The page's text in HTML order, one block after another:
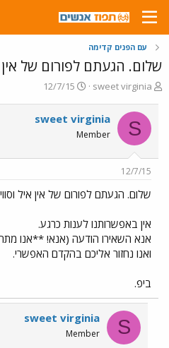
עם הפנים קדימה
שלום. הגעתם לפורום של אין
פ
ח
ה
ו
ש
sweet virginia
פ
ס
ת
12/7/15
S
sweet virginia
Member
12/7/15
שלום. הגעתם לפורום של אין איל
אין באפשרותנו לענות כרגע.
אנא השאירו הודעה (אנא! **אנו
ואנו נחזור אליכם בהקדם האפשרי.
ביפ.
S
sweet virginia
Member